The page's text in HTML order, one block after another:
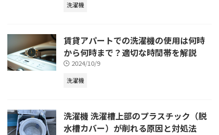
洗濯機
賃貸アパートでの洗濯機の使用は何時
から何時まで？適切な時間帯を解説
2024/10/9
洗濯機
洗濯機 洗濯槽上部のプラスチック（脱
水槽カバー）が削れる原因と対処法